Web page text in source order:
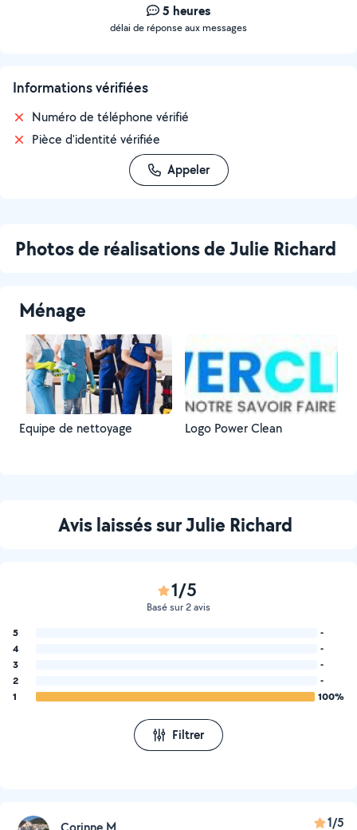
5 heures
délai de réponse aux messages
Informations vérifiées
Numéro de téléphone vérifié
Pièce d'identité vérifiée
Appeler
Photos de réalisations de Julie Richard
Ménage
Equipe de nettoyage Logo Power Clean
Avis laissés sur Julie Richard
1/5
Basé sur 2 avis
5
-
4
-
3
-
2
-
1
100%
Filtrer
1/5